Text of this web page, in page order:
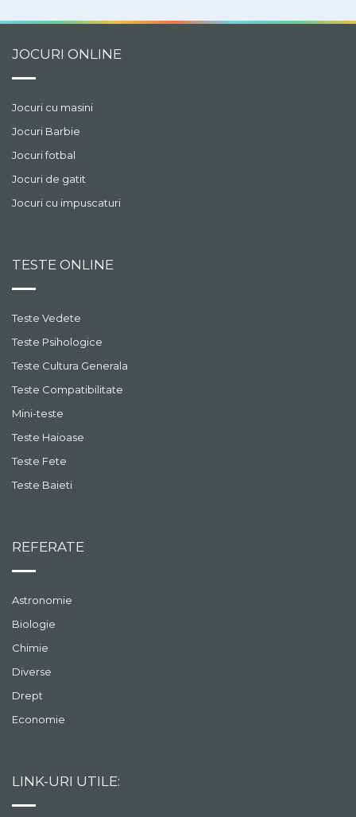
JOCURI ONLINE
Jocuri cu masini
Jocuri Barbie
Jocuri fotbal
Jocuri de gatit
Jocuri cu impuscaturi
TESTE ONLINE
Teste Vedete
Teste Psihologice
Teste Cultura Generala
Teste Compatibilitate
Mini-teste
Teste Haioase
Teste Fete
Teste Baieti
REFERATE
Astronomie
Biologie
Chimie
Diverse
Drept
Economie
LINK-URI UTILE: